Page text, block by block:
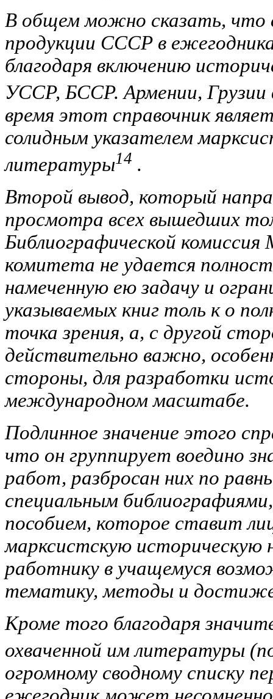
В общем можно сказать, что
продукции СССР в
благодаря включению
УССР, БССР. Армении, Грузии
время этот справочник
солидным указателем
литературы14 .
Второй вывод, который
просмотра всех вышедших
Библиографической
комитета не удается
намеченную ею задачу и
указываемых книг толь к о
точка зрения, а, с другой
действительно важно,
стороны, для разработки
международном масштабе.
Подлинное значение этого
что он группирует воедино
работ, разбросан них по
специальным
пособием, которое ставит
марксистскую историческую
работнику в учащемуся
тематику, методы и
Кроме того благодаря
охваченной им литературы
огромному сводному списку